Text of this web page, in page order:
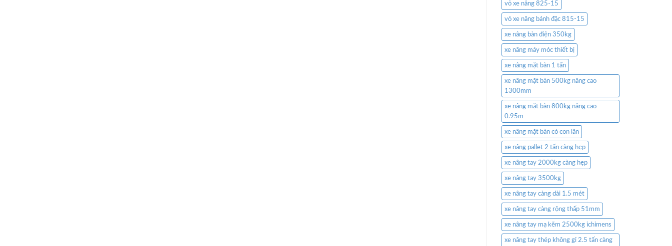
vỏ xe nâng 825-15
vỏ xe nâng bánh đặc 815-15
xe nâng bàn điện 350kg
xe nâng máy móc thiết bị
xe nâng mặt bàn 1 tấn
xe nâng mặt bàn 500kg nâng cao
1300mm
xe nâng mặt bàn 800kg nâng cao
0.95m
xe nâng mặt bàn có con lăn
xe nâng pallet 2 tấn càng hẹp
xe nâng tay 2000kg càng hẹp
xe nâng tay 3500kg
xe nâng tay càng dài 1.5 mét
xe nâng tay càng rộng thấp 51mm
xe nâng tay mạ kẽm 2500kg ichimens
xe nâng tay thép không gỉ 2.5 tấn càng